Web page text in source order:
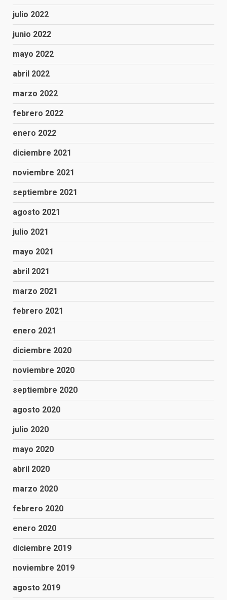
julio 2022
junio 2022
mayo 2022
abril 2022
marzo 2022
febrero 2022
enero 2022
diciembre 2021
noviembre 2021
septiembre 2021
agosto 2021
julio 2021
mayo 2021
abril 2021
marzo 2021
febrero 2021
enero 2021
diciembre 2020
noviembre 2020
septiembre 2020
agosto 2020
julio 2020
mayo 2020
abril 2020
marzo 2020
febrero 2020
enero 2020
diciembre 2019
noviembre 2019
agosto 2019